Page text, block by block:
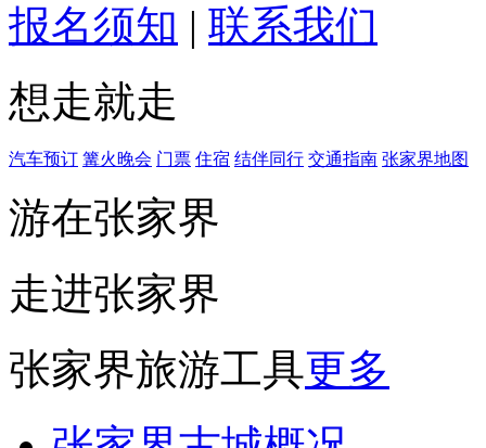
报名须知 | 联系我们
想走就走
汽车预订 篝火晚会 门票 住宿 结伴同行 交通指南 张家界地图
游在张家界
走进张家界
张家界旅游工具更多